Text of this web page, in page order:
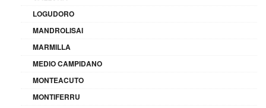
LOGUDORO
MANDROLISAI
MARMILLA
MEDIO CAMPIDANO
MONTEACUTO
MONTIFERRU